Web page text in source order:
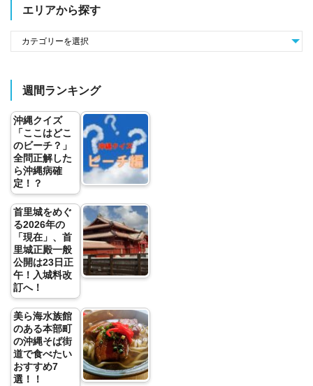
エリアから探す
週間ランキング
沖縄クイズ
「ここはどこ
のビーチ？」
全問正解した
ら沖縄病確
定！？
首里城をめぐ
る2026年の
「現在」、首
里城正殿一般
公開は23日正
午！入城料改
訂へ！
美ら海水族館
のある本部町
の沖縄そば街
道で食べたい
おすすめ7
選！！